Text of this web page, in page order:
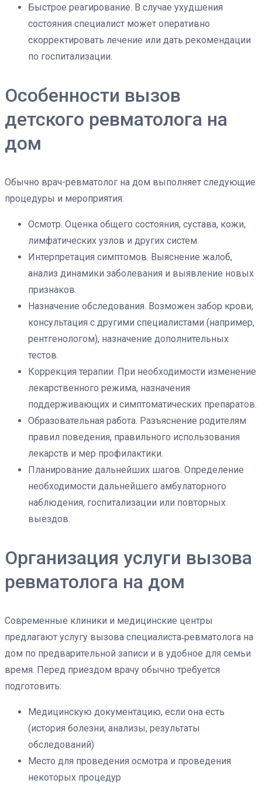
Быстрое реагирование. В случае ухудшения
состояния специалист может оперативно
скорректировать лечение или дать рекомендации
по госпитализации.
Особенности вызов
детского ревматолога на
дом
Обычно врач-ревматолог на дом выполняет следующие
процедуры и мероприятия:
Осмотр. Оценка общего состояния, сустава, кожи,
лимфатических узлов и других систем.
Интерпретация симптомов. Выяснение жалоб,
анализ динамики заболевания и выявление новых
признаков.
Назначение обследования. Возможен забор крови,
консультация с другими специалистами (например,
рентгенологом), назначение дополнительных
тестов.
Коррекция терапии. При необходимости изменение
лекарственного режима, назначения
поддерживающих и симптоматических препаратов.
Образовательная работа. Разъяснение родителям
правил поведения, правильного использования
лекарств и мер профилактики.
Планирование дальнейших шагов. Определение
необходимости дальнейшего амбулаторного
наблюдения, госпитализации или повторных
выездов.
Организация услуги вызова
ревматолога на дом
Современные клиники и медицинские центры
предлагают услугу вызова специалиста‑ревматолога на
дом по предварительной записи и в удобное для семьи
время. Перед приездом врачу обычно требуется
подготовить:
Медицинскую документацию, если она есть
(история болезни, анализы, результаты
обследований)
Место для проведения осмотра и проведения
некоторых процедур